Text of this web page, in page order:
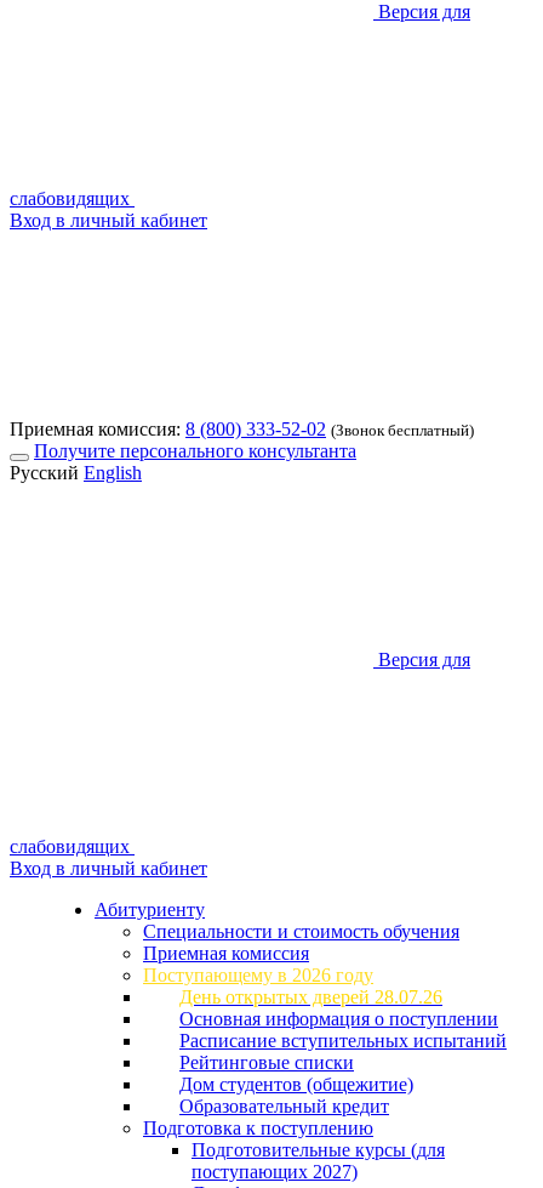
Версия для
слабовидящих
Вход в личный кабинет
Приемная комиссия: 8 (800) 333-52-02 (Звонок бесплатный)
Получите персонального консультанта
Русский English
Версия для
слабовидящих
Вход в личный кабинет
Абитуриенту
Специальности и стоимость обучения
Приемная комиссия
Поступающему в 2026 году
День открытых дверей 28.07.26
Основная информация о поступлении
Расписание вступительных испытаний
Рейтинговые списки
Дом студентов (общежитие)
Образовательный кредит
Подготовка к поступлению
Подготовительные курсы (для
поступающих 2027)